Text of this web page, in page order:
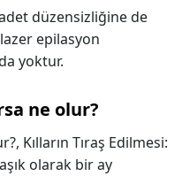
düzensizliğine de
epilasyon
yoktur.
ne olur?
Kılların Tıraş Edilmesi:
olarak bir ay